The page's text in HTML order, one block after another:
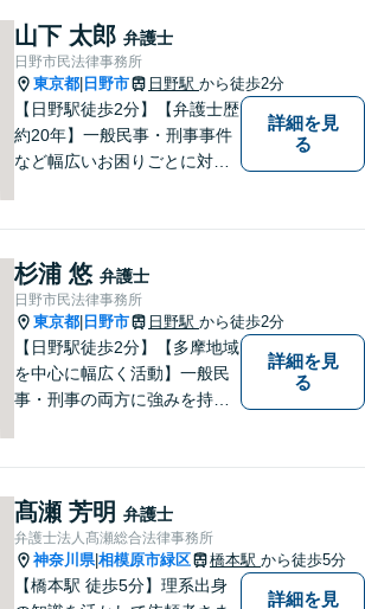
ト：誹謗中傷の削除、発信者
情報開示請求、名誉毀損によ
る損害賠償、企業や飲食店の
風評被害対策など」
山下 太郎 弁護士
日野市民法律事務所
東京都 日野市 日野駅 から徒歩2分
【日野駅徒歩2分】【弁護士歴
約20年】一般民事・刑事事件
など幅広いお困りごとに対応
とつの問題に真剣に向き合
い、最善の解決を目指しま
す。
詳細を見
る
杉浦 悠 弁護士
日野市民法律事務所
東京都 日野市 日野駅 から徒歩2分
【日野駅徒歩2分】【多摩地域
を中心に幅広く活動】一般民
事・刑事の両方に強みを持つ
です。まずはお気軽にご相談
ください。【子連れ相談OK】
詳細を見
る
髙瀬 芳明 弁護士
弁護士法人髙瀬総合法律事務所
神奈川県|相模原市緑区 橋本駅 から徒歩5分
【橋本駅 徒歩5分】理系出身
詳細を見